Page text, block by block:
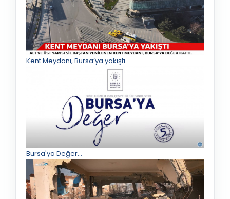
Kent Meydanı, Bursa’ya yakıştı
Bursa'ya Değer...